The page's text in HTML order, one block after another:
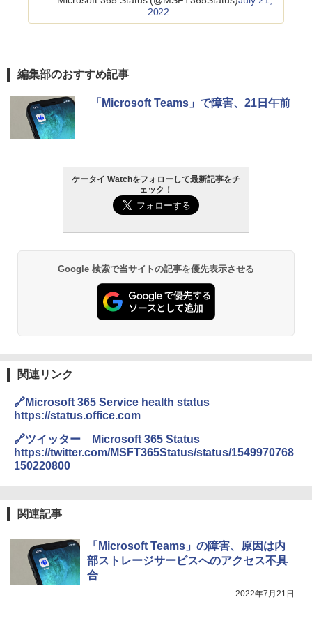
2022
編集部のおすすめ記事
「Microsoft Teams」で障害、21日午前
ケータイ Watchをフォローして最新記事をチ
ェック！
Google 検索で当サイトの記事を優先表示させる
関連リンク
🔗Microsoft 365 Service health status
https://status.office.com
🔗ツイッター Microsoft 365 Status
https://twitter.com/MSFT365Status/status/1549970768
150220800
関連記事
「Microsoft Teams」の障害、原因は内
部ストレージサービスへのアクセス不具
合
2022年7月21日